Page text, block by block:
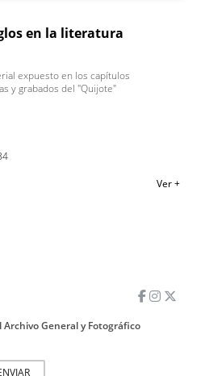
en la literatura
expuesto en los capítulos
y grabados del "Quijote"
Ver +
Archivo General y Fotográfico